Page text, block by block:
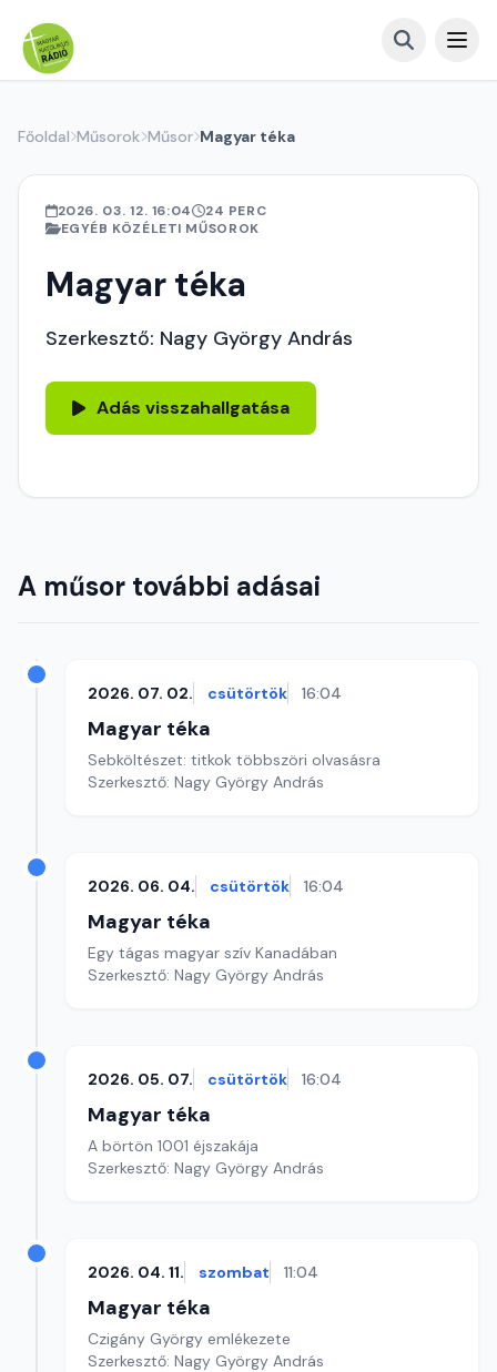
Főoldal Műsorok Műsor Magyar téka
2026. 03. 12. 16:04
24 PERC
EGYÉB KÖZÉLETI MŰSOROK
Magyar téka
Szerkesztő: Nagy György András
Adás visszahallgatása
A műsor további adásai
2026. 07. 02. csütörtök 16:04
Magyar téka
Sebköltészet: titkok többszöri olvasásra
Szerkesztő: Nagy György András
2026. 06. 04. csütörtök 16:04
Magyar téka
Egy tágas magyar szív Kanadában
Szerkesztő: Nagy György András
2026. 05. 07. csütörtök 16:04
Magyar téka
A börtön 1001 éjszakája
Szerkesztő: Nagy György András
2026. 04. 11. szombat 11:04
Magyar téka
Czigány György emlékezete
Szerkesztő: Nagy György András